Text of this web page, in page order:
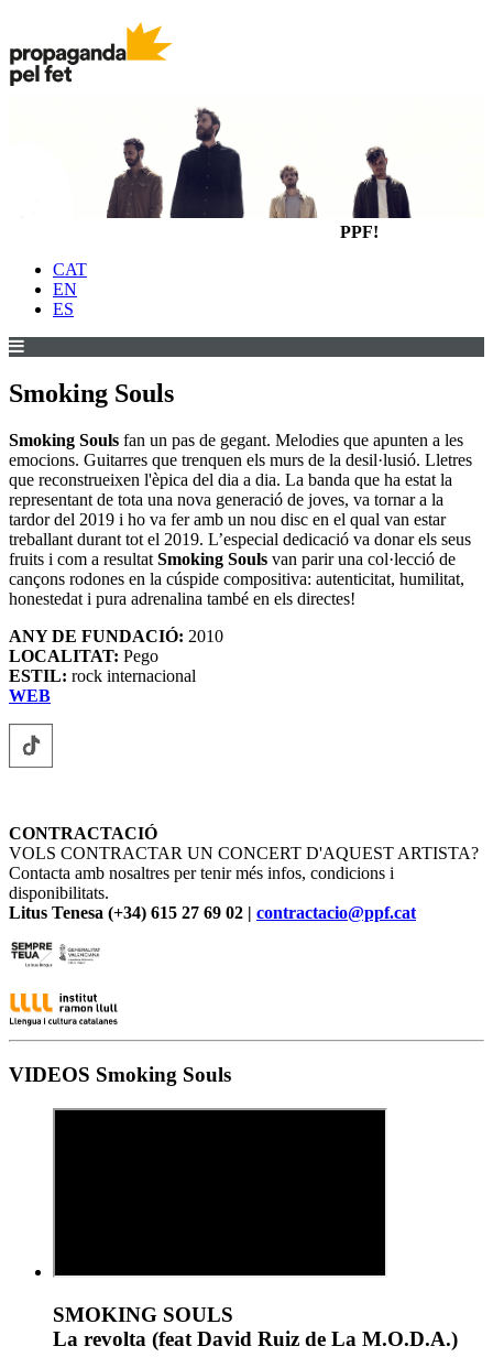
PPF!
CAT
EN
ES
Smoking Souls
Smoking Souls fan un pas de gegant. Melodies que apunten a les
emocions. Guitarres que trenquen els murs de la desil·lusió. Lletres
que reconstrueixen l'èpica del dia a dia. La banda que ha estat la
representant de tota una nova generació de joves, va tornar a la
tardor del 2019 i ho va fer amb un nou disc en el qual van estar
treballant durant tot el 2019. L’especial dedicació va donar els seus
fruits i com a resultat Smoking Souls van parir una col·lecció de
cançons rodones en la cúspide compositiva: autenticitat, humilitat,
honestedat i pura adrenalina també en els directes!
ANY DE FUNDACIÓ: 2010
LOCALITAT: Pego
ESTIL: rock internacional
WEB
CONTRACTACIÓ
VOLS CONTRACTAR UN CONCERT D'AQUEST ARTISTA?
Contacta amb nosaltres per tenir més infos, condicions i
disponibilitats.
Litus Tenesa (+34) 615 27 69 02 | contractacio@ppf.cat
VIDEOS Smoking Souls
SMOKING SOULS
La revolta (feat David Ruiz de La M.O.D.A.)